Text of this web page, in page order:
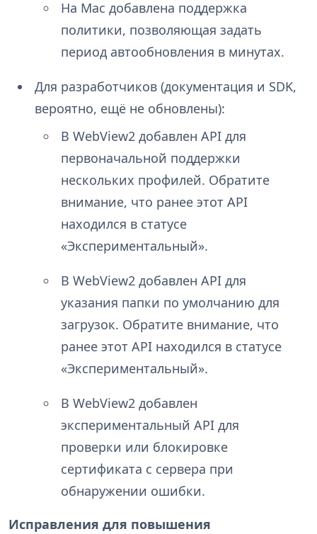
На Mac добавлена поддержка
политики, позволяющая задать
период автообновления в минутах.
Для разработчиков (документация и SDK,
вероятно, ещё не обновлены):
В WebView2 добавлен API для
первоначальной поддержки
нескольких профилей. Обратите
внимание, что ранее этот API
находился в статусе
«Экспериментальный».
В WebView2 добавлен API для
указания папки по умолчанию для
загрузок. Обратите внимание, что
ранее этот API находился в статусе
«Экспериментальный».
В WebView2 добавлен
экспериментальный API для
проверки или блокировке
сертификата с сервера при
обнаружении ошибки.
Исправления для повышения